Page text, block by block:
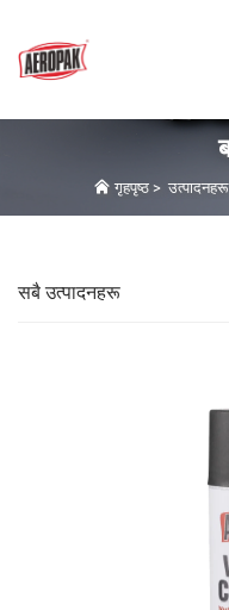
गृहपृष्ठ > उत्पादनहरू
सबै उत्पादनहरू